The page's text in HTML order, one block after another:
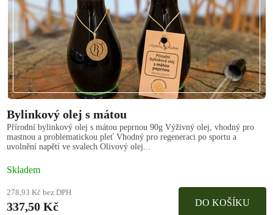
Bylinkový olej s mátou
Přírodní bylinkový olej s mátou peprnou 90g Výživný olej, vhodný pro
mastnou a problematickou pleť Vhodný pro regeneraci po sportu a
uvolnění napětí ve svalech Olivový olej...
Skladem
278,93 Kč bez DPH
337,50 Kč DO KOŠÍKU